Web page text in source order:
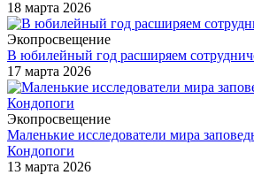
18 марта 2026
Экопросвещение
В юбилейный год расширяем
17 марта 2026
Экопросвещение
Маленькие исследователи мира
Кондопоги
13 марта 2026